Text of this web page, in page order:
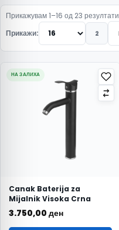
Прикажувам 1–16 од 23 резултати
Прикажи:
2
НА ЗАЛИХА
Canak Baterija za
Mijalnik Visoka Crna
3.750,00 ден